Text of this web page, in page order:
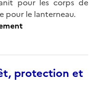
pour le lanterneau.
protection et